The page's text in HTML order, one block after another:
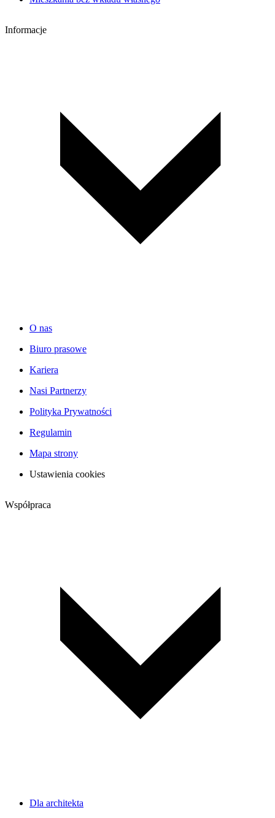
Informacje
O nas
Biuro prasowe
Kariera
Nasi Partnerzy
Polityka Prywatności
Regulamin
Mapa strony
Ustawienia cookies
Współpraca
Dla architekta